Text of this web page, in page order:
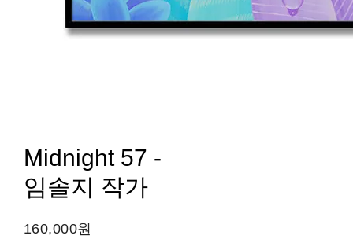
Midnight 57 -
임솔지 작가
160,000원